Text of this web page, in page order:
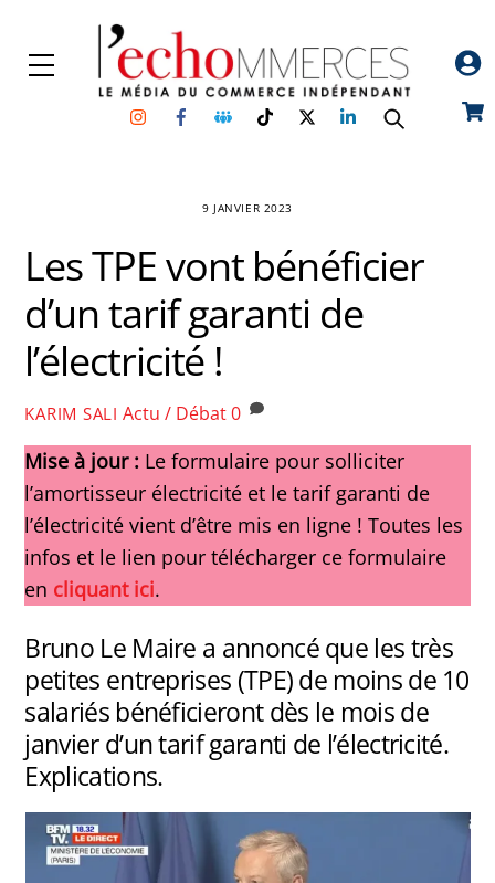
content
Menu
InstagramFacebookGroupe
Facebook
TikTokTwitterLinkedin
9 JANVIER 2023
Les TPE vont bénéficier
d’un tarif garanti de
l’électricité !
KARIM SALI Actu / Débat0
Mise à jour : Le formulaire pour solliciter
l’amortisseur électricité et le tarif garanti de
l’électricité vient d’être mis en ligne ! Toutes les
infos et le lien pour télécharger ce formulaire
en cliquant ici.
Bruno Le Maire a annoncé que les très
petites entreprises (TPE) de moins de 10
salariés bénéficieront dès le mois de
janvier d’un tarif garanti de l’électricité.
Explications.